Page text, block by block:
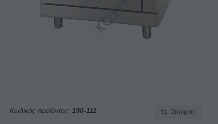
Κωδικός προϊόντος: 190-111 Σύγκριση